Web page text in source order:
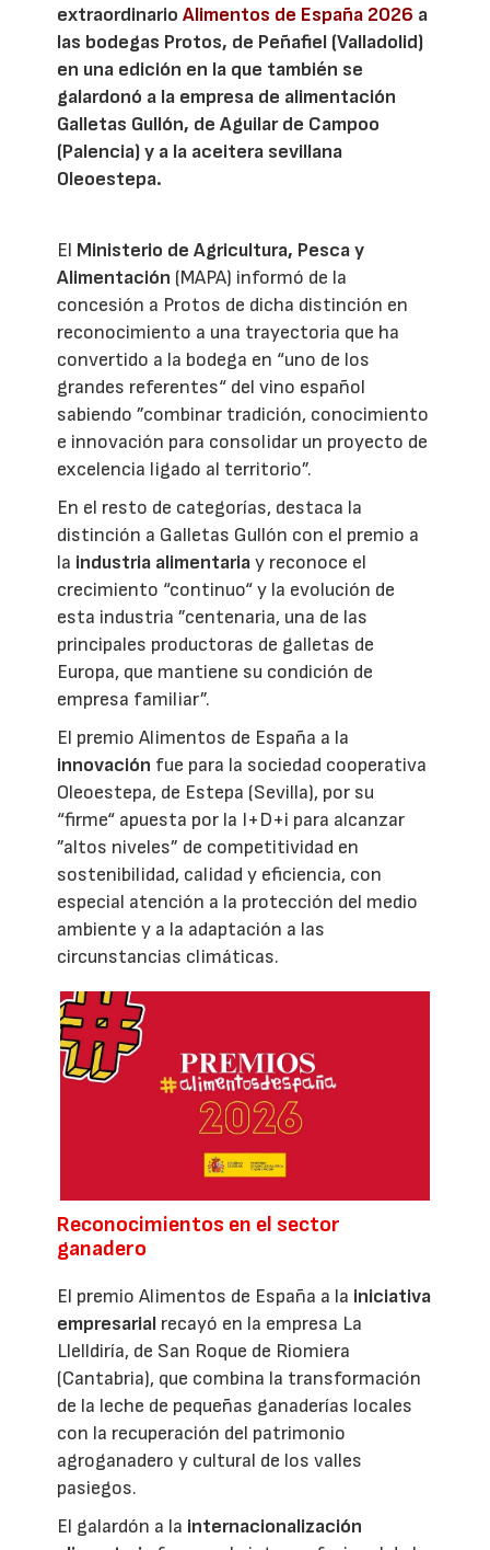
extraordinarioAlimentos de España 2026 a
las bodegas Protos, de Peñafiel (Valladolid)
en una edición en la que también se
galardonó a la empresa de alimentación
Galletas Gullón, de Aguilar de Campoo
(Palencia) y a la aceitera sevillana
Oleoestepa.
El Ministerio de Agricultura, Pesca y
Alimentación (MAPA) informó de la
concesión a Protos de dicha distinción en
reconocimiento a una trayectoria que ha
convertido a la bodega en “uno de los
grandes referentes“ del vino español
sabiendo ”combinar tradición, conocimiento
e innovación para consolidar un proyecto de
excelencia ligado al territorio”.
En el resto de categorías, destaca la
distinción a Galletas Gullón con el premio a
la industria alimentariay reconoce el
crecimiento “continuo“ y la evolución de
esta industria ”centenaria, una de las
principales productoras de galletas de
Europa, que mantiene su condición de
empresa familiar”.
El premio Alimentos de España a la
innovación fue para la sociedad cooperativa
Oleoestepa, de Estepa (Sevilla), por su
“firme“ apuesta por la I+D+i para alcanzar
”altos niveles” de competitividad en
sostenibilidad, calidad y eficiencia, con
especial atención a la protección del medio
ambiente y a la adaptación a las
circunstancias climáticas.
Reconocimientos en el sector
ganadero
El premio Alimentos de España a la iniciativa
empresarial recayó en la empresa La
Llelldiría, de San Roque de Riomiera
(Cantabria), que combina la transformación
de la leche de pequeñas ganaderías locales
con la recuperación del patrimonio
agroganadero y cultural de los valles
pasiegos.
El galardón a la internacionalización